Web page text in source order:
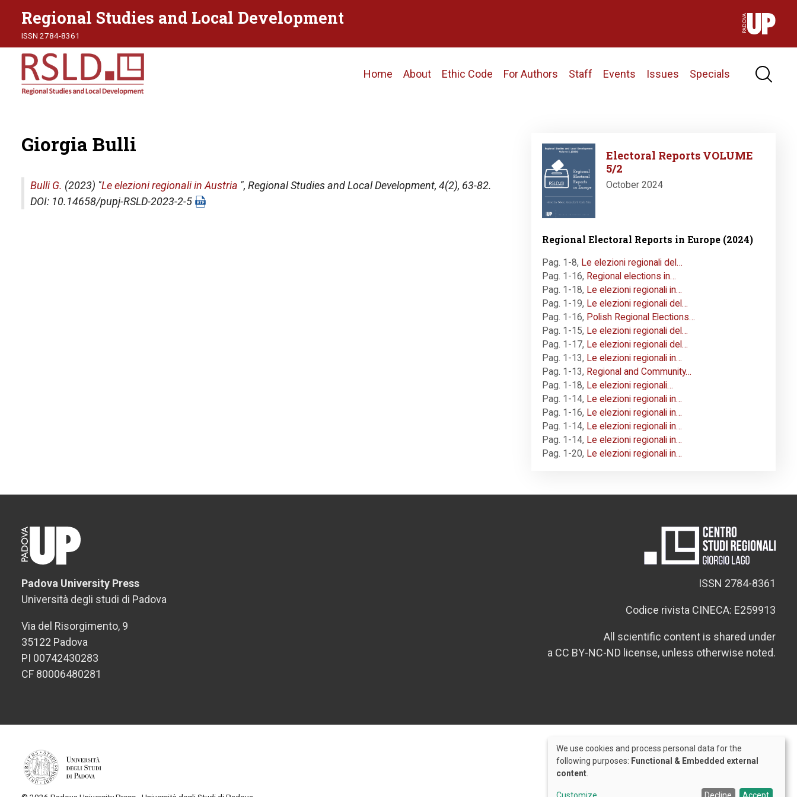
Regional Studies and Local Development
ISSN 2784-8361
Main
Home About Ethic Code For Authors Staff Events Issues Specials
Giorgia Bulli
Bulli G. (2023) "Le elezioni regionali in Austria ", Regional Studies and Local Development, 4(2), 63-82.
DOI: 10.14658/pupj-RSLD-2023-2-5
Image
Electoral Reports VOLUME
5/2
October 2024
Regional Electoral Reports in Europe (2024)
Pag. 1-8, Le elezioni regionali del…
Pag. 1-16, Regional elections in…
Pag. 1-18, Le elezioni regionali in…
Pag. 1-19, Le elezioni regionali del…
Pag. 1-16, Polish Regional Elections…
Pag. 1-15, Le elezioni regionali del…
Pag. 1-17, Le elezioni regionali del…
Pag. 1-13, Le elezioni regionali in…
Pag. 1-13, Regional and Community…
Pag. 1-18, Le elezioni regionali…
Pag. 1-14, Le elezioni regionali in…
Pag. 1-16, Le elezioni regionali in…
Pag. 1-14, Le elezioni regionali in…
Pag. 1-14, Le elezioni regionali in…
Pag. 1-20, Le elezioni regionali in…
Padova University Press
Università degli studi di Padova
Via del Risorgimento, 9
35122 Padova
PI 00742430283
CF 80006480281
ISSN 2784-8361
Codice rivista CINECA: E259913
All scientific content is shared under
a CC BY-NC-ND license, unless otherwise noted.
Use
of
personal
We use cookies and process personal data for the
following purposes: Functional & Embedded external
content